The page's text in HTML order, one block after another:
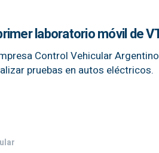
laboratorio móvil de
Control Vehicular
pruebas en autos eléctricos.